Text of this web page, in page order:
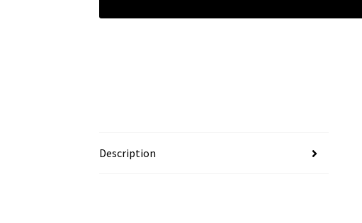
Description